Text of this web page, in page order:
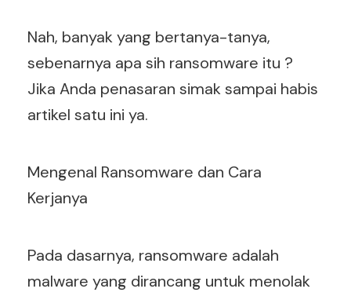
Nah, banyak yang bertanya-tanya,
sebenarnya apa sih ransomware itu ?
Jika Anda penasaran simak sampai habis
artikel satu ini ya.
Mengenal Ransomware dan Cara
Kerjanya
Pada dasarnya, ransomware adalah
malware yang dirancang untuk menolak